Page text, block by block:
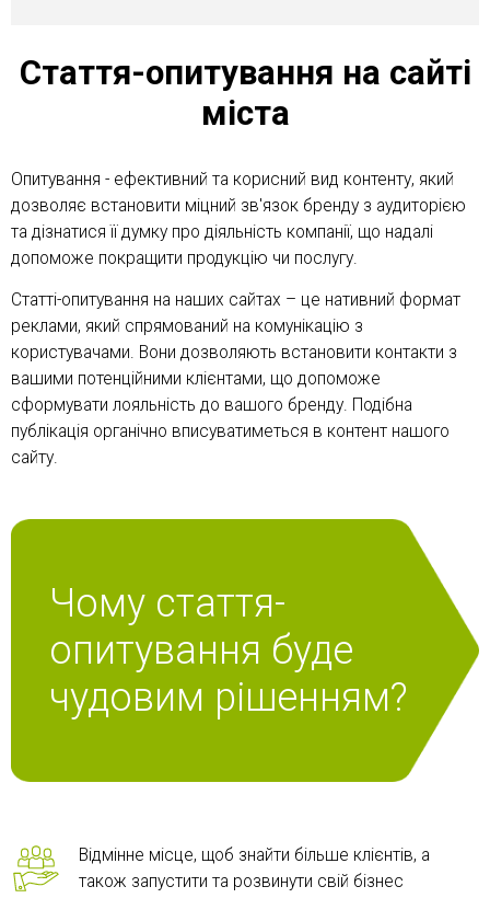
Стаття-опитування на сайті
міста
Опитування - ефективний та корисний вид контенту, який
дозволяє встановити міцний зв'язок бренду з аудиторією
та дізнатися її думку про діяльність компанії, що надалі
допоможе покращити продукцію чи послугу.
Статті-опитування на наших сайтах – це нативний формат
реклами, який спрямований на комунікацію з
користувачами. Вони дозволяють встановити контакти з
вашими потенційними клієнтами, що допоможе
сформувати лояльність до вашого бренду. Подібна
публікація органічно вписуватиметься в контент нашого
сайту.
Чому стаття-
опитування буде
чудовим рішенням?
Відмінне місце, щоб знайти більше клієнтів, а
також запустити та розвинути свій бізнес